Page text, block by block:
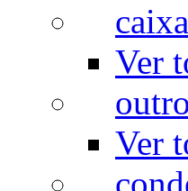
Ver
Ver